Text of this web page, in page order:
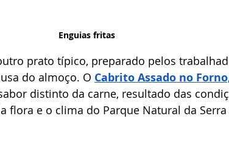
Enguias fritas
prato típico, preparado pelos
do almoço. O Cabrito Assado no
distinto da carne, resultado das
flora e o clima do Parque Natural da Serra